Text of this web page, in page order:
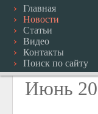
Главная
Новости
Статьи
Видео
Контакты
Поиск по сайту
Июнь